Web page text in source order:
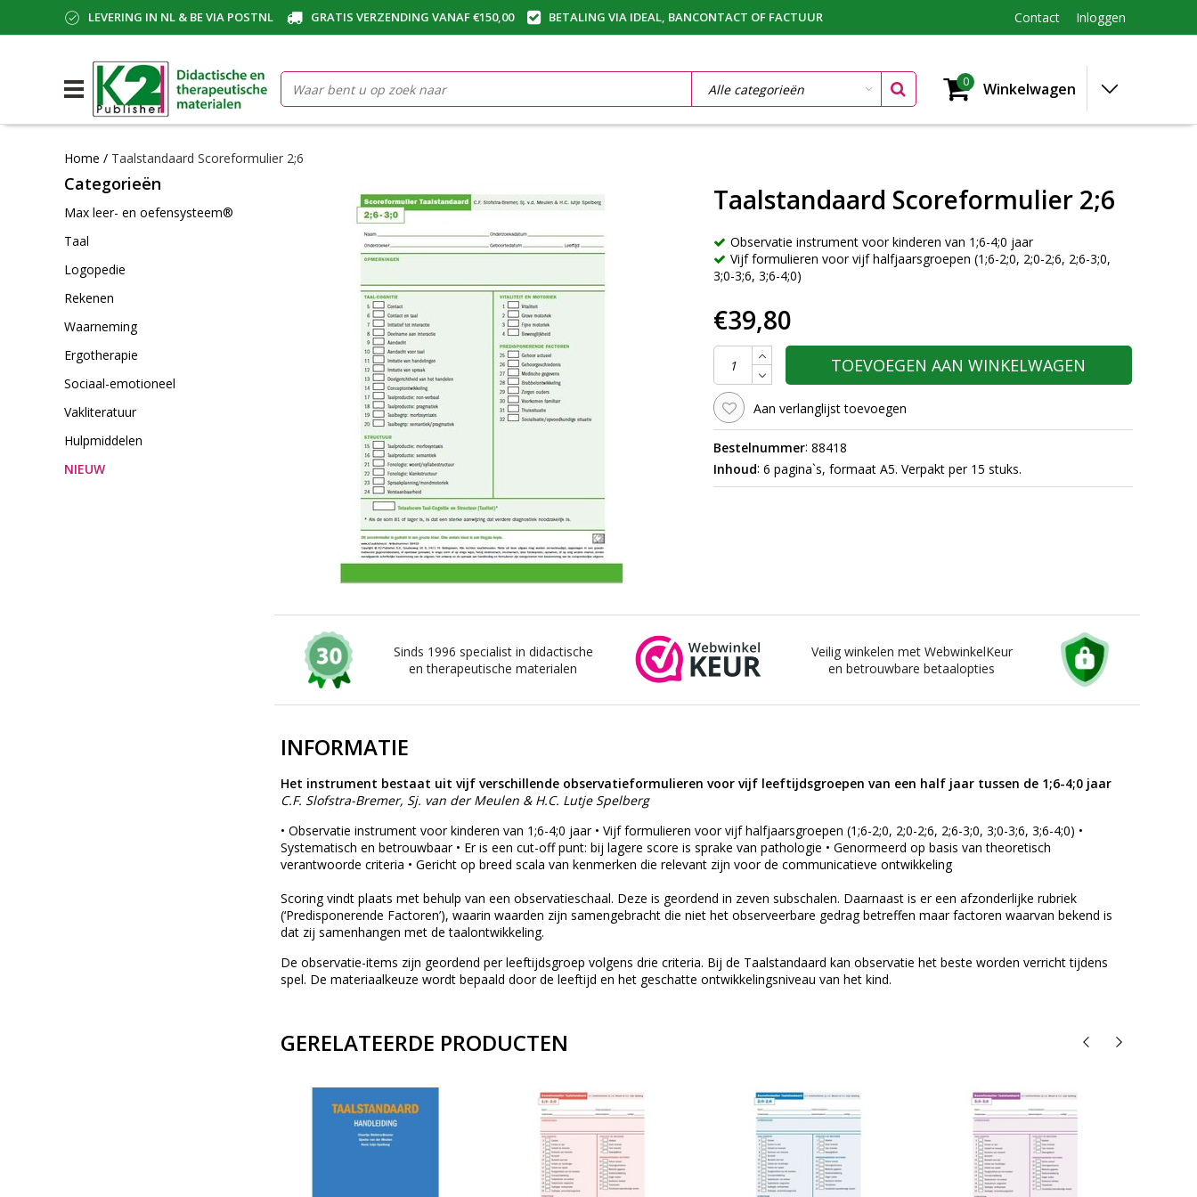
LEVERING IN NL & BE VIA POSTNL GRATIS VERZENDING VANAF €150,00 BETALING VIA IDEAL, BANCONTACT OF FACTUUR Contact Inloggen
0 Winkelwagen
Home / Taalstandaard Scoreformulier 2;6
Categorieën
Max leer- en oefensysteem®
Taal
Logopedie
Rekenen
Waarneming
Ergotherapie
Sociaal-emotioneel
Vakliteratuur
Hulpmiddelen
NIEUW
Taalstandaard Scoreformulier 2;6
Observatie instrument voor kinderen van 1;6-4;0 jaar
Vijf formulieren voor vijf halfjaarsgroepen (1;6-2;0, 2;0-2;6, 2;6-3;0,
3;0-3;6, 3;6-4;0)
€39,80
TOEVOEGEN AAN WINKELWAGEN
Aan verlanglijst toevoegen
Bestelnummer: 88418
Inhoud: 6 pagina`s, formaat A5. Verpakt per 15 stuks.
Sinds 1996 specialist in didactische
en therapeutische materialen
Veilig winkelen met WebwinkelKeur
en betrouwbare betaalopties
INFORMATIE
Het instrument bestaat uit vijf verschillende observatieformulieren voor vijf leeftijdsgroepen van een half jaar tussen de 1;6-4;0 jaar
C.F. Slofstra-Bremer, Sj. van der Meulen & H.C. Lutje Spelberg
• Observatie instrument voor kinderen van 1;6-4;0 jaar • Vijf formulieren voor vijf halfjaarsgroepen (1;6-2;0, 2;0-2;6, 2;6-3;0, 3;0-3;6, 3;6-4;0) •
Systematisch en betrouwbaar • Er is een cut-off punt: bij lagere score is sprake van pathologie • Genormeerd op basis van theoretisch
verantwoorde criteria • Gericht op breed scala van kenmerken die relevant zijn voor de communicatieve ontwikkeling
Scoring vindt plaats met behulp van een observatieschaal. Deze is geordend in zeven subschalen. Daarnaast is er een afzonderlijke rubriek
(‘Predisponerende Factoren’), waarin waarden zijn samengebracht die niet het observeerbare gedrag betreffen maar factoren waarvan bekend is
dat zij samenhangen met de taalontwikkeling.
De observatie-items zijn geordend per leeftijdsgroep volgens drie criteria. Bij de Taalstandaard kan observatie het beste worden verricht tijdens
spel. De materiaalkeuze wordt bepaald door de leeftijd en het geschatte ontwikkelingsniveau van het kind.
GERELATEERDE PRODUCTEN